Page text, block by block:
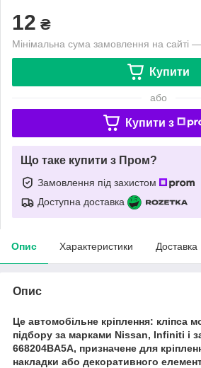
12 ₴
Мінімальна сума замовлення на сайті
Купити
або
Купити з
Що таке купити з Пром?
Замовлення під захистом
Доступна доставка
Опис Характеристики Доставка
Опис
Це автомобільне кріплення: кліпса
підбору за марками Nissan, Infiniti і
668204BA5A, призначене для
накладки або декоративного